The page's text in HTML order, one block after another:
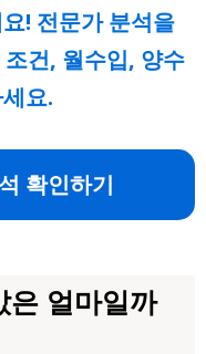
! 전문가 분석을
건, 월수입, 양수
요.
확인하기
은 얼마일까